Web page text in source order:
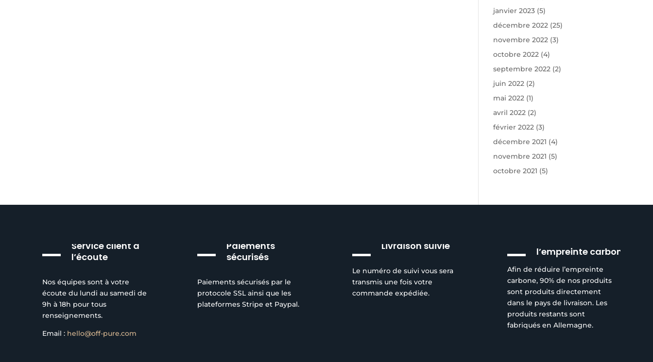
janvier 2023 (5)
décembre 2022 (25)
novembre 2022 (3)
octobre 2022 (4)
septembre 2022 (2)
juin 2022 (2)
mai 2022 (1)
avril 2022 (2)
février 2022 (3)
décembre 2021 (4)
novembre 2021 (5)
octobre 2021 (5)
Service client à
l’écoute
Nos équipes sont à votre
écoute du lundi au samedi de
9h à 18h pour tous
renseignements.
Email : hello@off-pure.com
Paiements
sécurisés
Paiements sécurisés par le
protocole SSL ainsi que les
plateformes Stripe et Paypal.
Livraison suivie
Le numéro de suivi vous sera
transmis une fois votre
commande expédiée.
l’empreinte carbone
Afin de réduire l’empreinte
carbone, 90% de nos produits
sont produits directement
dans le pays de livraison. Les
produits restants sont
fabriqués en Allemagne.